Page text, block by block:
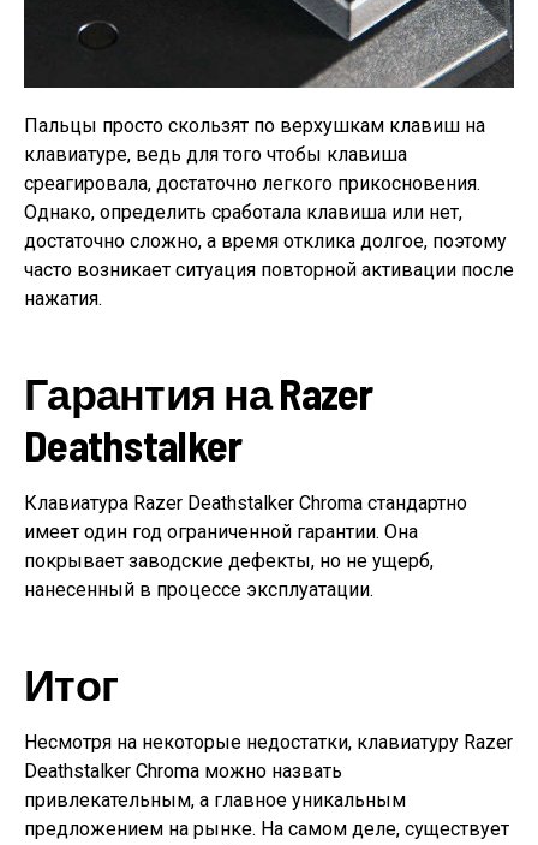
Пальцы просто скользят по верхушкам клавиш на
клавиатуре, ведь для того чтобы клавиша
среагировала, достаточно легкого прикосновения.
Однако, определить сработала клавиша или нет,
достаточно сложно, а время отклика долгое, поэтому
часто возникает ситуация повторной активации после
нажатия.
Гарантия на Razer
Deathstalker
Клавиатура Razer Deathstalker Chroma стандартно
имеет один год ограниченной гарантии. Она
покрывает заводские дефекты, но не ущерб,
нанесенный в процессе эксплуатации.
Итог
Несмотря на некоторые недостатки, клавиатуру Razer
Deathstalker Chroma можно назвать
привлекательным, а главное уникальным
предложением на рынке. На самом деле, существует